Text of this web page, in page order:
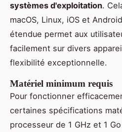
systèmes d'exploitation.
macOS, Linux, iOS et
étendue permet aux
facilement sur divers
flexibilité exceptionnelle.
Matériel minimum requis
Pour fonctionner
certaines spécifications
processeur de 1 GHz et 1